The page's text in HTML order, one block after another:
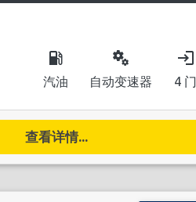
local_gas_station
汽油
miscellaneous_services
自动变速器
login
4 门
查看详情...